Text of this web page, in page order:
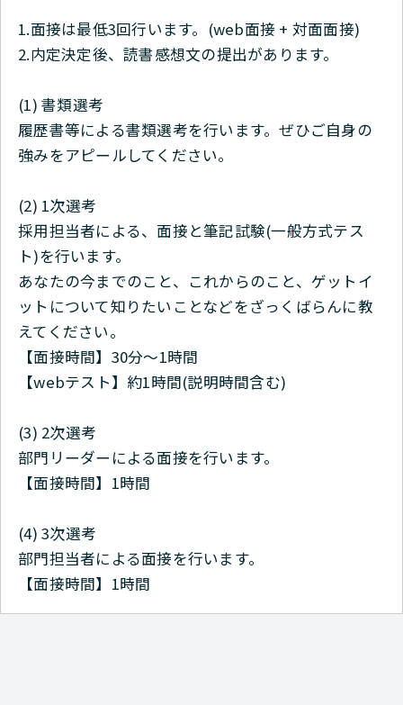
1.面接は最低3回行います。(web面接 + 対面面接)
2.内定決定後、読書感想文の提出があります。
(1) 書類選考
履歴書等による書類選考を行います。ぜひご自身の
強みをアピールしてください。
(2) 1次選考
採用担当者による、面接と筆記試験(一般方式テス
ト)を行います。
あなたの今までのこと、これからのこと、ゲットイ
ットについて知りたいことなどをざっくばらんに教
えてください。
【面接時間】30分～1時間
【webテスト】約1時間(説明時間含む)
(3) 2次選考
部門リーダーによる面接を行います。
【面接時間】1時間
(4) 3次選考
部門担当者による面接を行います。
【面接時間】1時間